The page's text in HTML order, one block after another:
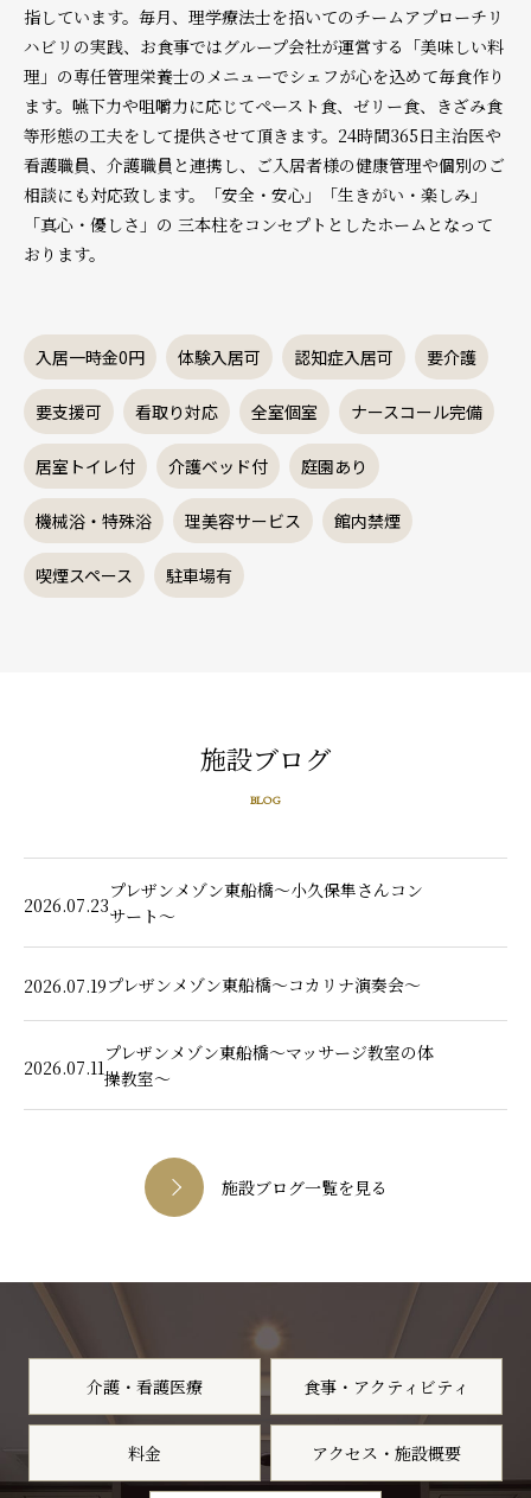
指しています。毎月、理学療法士を招いてのチームアプローチリ
ハビリの実践、お食事ではグループ会社が運営する「美味しい料
理」の専任管理栄養士のメニューでシェフが心を込めて毎食作り
ます。嚥下力や咀嚼力に応じてペースト食、ゼリー食、きざみ食
等形態の工夫をして提供させて頂きます。24時間365日主治医や
看護職員、介護職員と連携し、ご入居者様の健康管理や個別のご
相談にも対応致します。「安全・安心」「生きがい・楽しみ」
「真心・優しさ」の 三本柱をコンセプトとしたホームとなって
おります。
入居一時金0円 体験入居可 認知症入居可 要介護
要支援可 看取り対応 全室個室 ナースコール完備
居室トイレ付 介護ベッド付 庭園あり
機械浴・特殊浴 理美容サービス 館内禁煙
喫煙スペース 駐車場有
施設ブログ
BLOG
2026.07.23
プレザンメゾン東船橋～小久保隼さんコン
サート～
2026.07.19プレザンメゾン東船橋～コカリナ演奏会～
2026.07.11
プレザンメゾン東船橋～マッサージ教室の体
操教室～
施設ブログ一覧を見る
介護・看護医療 食事・アクティビティ
料金 アクセス・施設概要